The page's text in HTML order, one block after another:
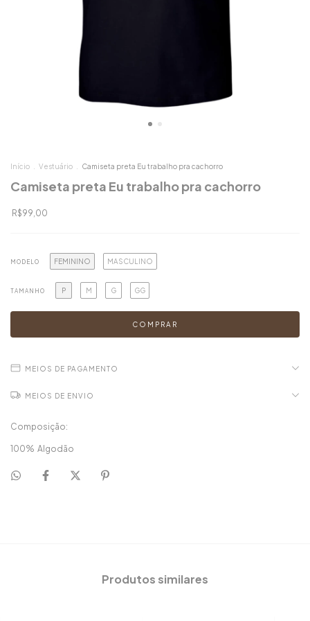
Início Vestuário Camiseta preta Eu trabalho pra cachorro
Camiseta preta Eu trabalho pra cachorro
R$99,00
MODELO FEMININO MASCULINO
TAMANHO P M G GG
MEIOS DE PAGAMENTO
MEIOS DE ENVIO
Composição:
100% Algodão
Produtos similares